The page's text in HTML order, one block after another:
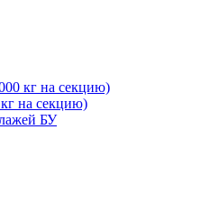
кг на секцию)
на секцию)
БУ